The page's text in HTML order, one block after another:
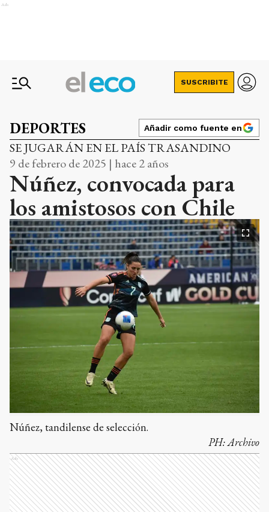
Ads
SUSCRIBITE
DEPORTES Añadir como fuente en
SE JUGARÁN EN EL PAÍS TRASANDINO
9 de febrero de 2025 | hace 2 años
Núñez, convocada para
los amistosos con Chile
Núñez, tandilense de selección.
PH:Archivo
Ads